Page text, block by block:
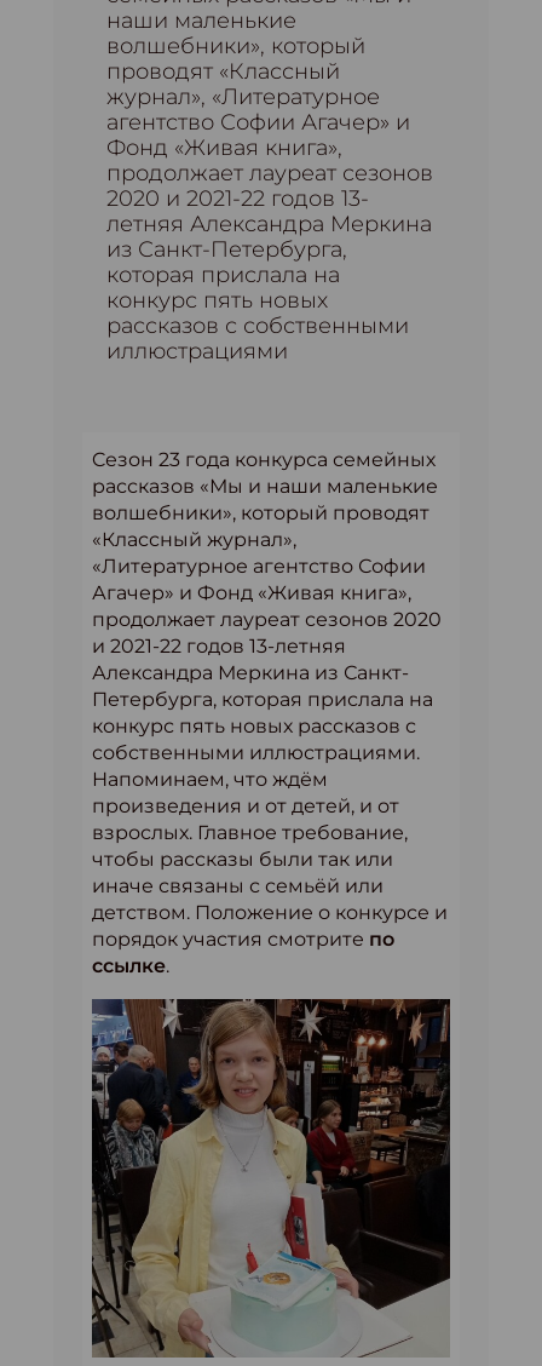
наши маленькие
волшебники», который
проводят «Классный
журнал», «Литературное
агентство Софии Агачер» и
Фонд «Живая книга»,
продолжает лауреат сезонов
2020 и 2021-22 годов 13-
летняя Александра Меркина
из Санкт-Петербурга,
которая прислала на
конкурс пять новых
рассказов с собственными
иллюстрациями
Cезон 23 года конкурса семейных
рассказов «Мы и наши маленькие
волшебники», который проводят
«Классный журнал»,
«Литературное агентство Софии
Агачер» и Фонд «Живая книга»,
продолжает лауреат сезонов 2020
и 2021-22 годов 13-летняя
Александра Меркина из Санкт-
Петербурга, которая прислала на
конкурс пять новых рассказов с
собственными иллюстрациями.
Напоминаем, что ждём
произведения и от детей, и от
взрослых. Главное требование,
чтобы рассказы были так или
иначе связаны с семьёй или
детством. Положение о конкурсе и
порядок участия смотрите по
ссылке.